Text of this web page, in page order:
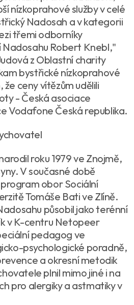
nízkoprahové služby v celé
Nadosah a v kategorii
třemi odborníky
Nadosahu Robert Knebl,"
z Oblastní charity
bystřické nízkoprahové
ceny vítězům udělili
- Česká asociace
Vodafone Česká republika.
roku 1979 ve Znojmě,
V současné době
obor Sociální
Tomáše Bati ve Zlíně.
působil jako terénní
v K-centru Netopeer
pedagog ve
psychologické poradně,
a okresní metodik
plnil mimo jiné i na
pro alergiky a astmatiky v